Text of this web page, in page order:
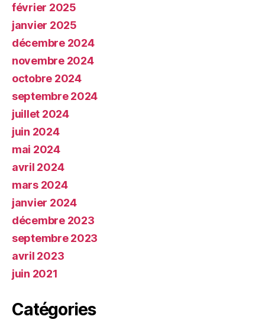
février 2025
janvier 2025
décembre 2024
novembre 2024
octobre 2024
septembre 2024
juillet 2024
juin 2024
mai 2024
avril 2024
mars 2024
janvier 2024
décembre 2023
septembre 2023
avril 2023
juin 2021
Catégories